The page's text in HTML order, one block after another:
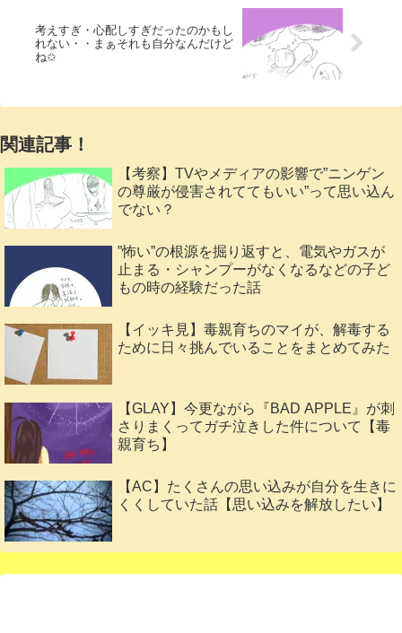
考えすぎ・心配しすぎだったのかもし
れない・・まぁそれも自分なんだけど
ね✩
関連記事！
【考察】TVやメディアの影響で”ニンゲン
の尊厳が侵害されててもいい”って思い込ん
でない？
”怖い”の根源を掘り返すと、電気やガスが
止まる・シャンプーがなくなるなどの子ど
もの時の経験だった話
【イッキ見】毒親育ちのマイが、解毒する
ために日々挑んでいることをまとめてみた
【GLAY】今更ながら『BAD APPLE』が刺
さりまくってガチ泣きした件について【毒
親育ち】
【AC】たくさんの思い込みが自分を生きに
くくしていた話【思い込みを解放したい】